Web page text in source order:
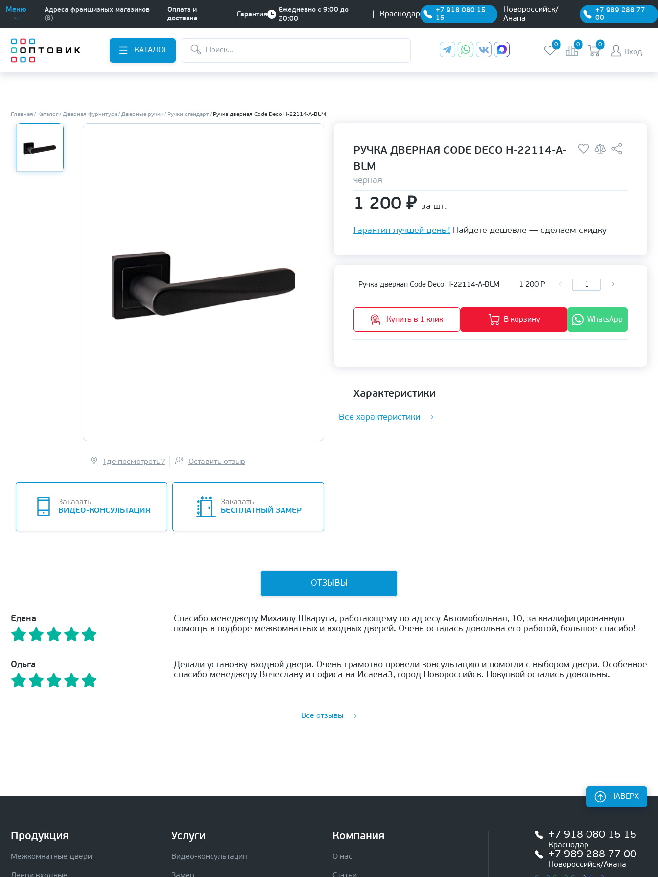
Меню
Адреса франшизных магазинов
(8)
Оплата и
доставка
Гарантия
Ежедневно с 9:00 до
20:00
Краснодар
+7 918 080 15
15
Новороссийск/
Анапа
+7 989 288 77
00
КАТАЛОГ
0 0 0
Вход
Главная Каталог Дверная фурнитура Дверные ручки Ручки стандарт Ручка дверная Code Deco H-22114-A-BLM
Где посмотреть? Оставить отзыв
Заказать
ВИДЕО-КОНСУЛЬТАЦИЯ
Заказать
БЕСПЛАТНЫЙ ЗАМЕР
РУЧКА ДВЕРНАЯ CODE DECO H-22114-A-
BLM
черная
1 200 ₽ за шт.
Гарантия лучшей цены! Найдете дешевле — сделаем скидку
Ручка дверная Code Deco H-22114-A-BLM 1 200 Р
Купить в 1 клик В корзину WhatsApp
Характеристики
Все характеристики
ОТЗЫВЫ
Елена
Спасибо менеджеру Михаилу Шкарупа, работающему по адресу Автомобольная, 10, за квалифицированную
помощь в подборе межкомнатных и входных дверей. Очень осталась довольна его работой, большое спасибо!
Ольга
Делали установку входной двери. Очень грамотно провели консультацию и помогли с выбором двери. Особенное
спасибо менеджеру Вячеславу из офиса на Исаева3, город Новороссийск. Покупкой остались довольны.
Все отзывы
Продукция
Межкомнатные двери
Услуги
Видео-консультация
Компания
О нас
+7 918 080 15 15
Краснодар
+7 989 288 77 00
Новороссийск/Анапа
НАВЕРХ